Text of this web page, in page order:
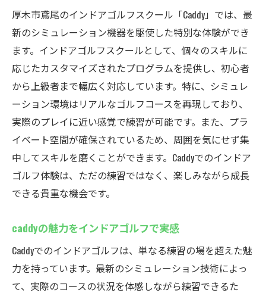
厚木市鳶尾のインドアゴルフスクール「Caddy」では、最
新のシミュレーション機器を駆使した特別な体験ができ
ます。インドアゴルフスクールとして、個々のスキルに
応じたカスタマイズされたプログラムを提供し、初心者
から上級者まで幅広く対応しています。特に、シミュレ
ーション環境はリアルなゴルフコースを再現しており、
実際のプレイに近い感覚で練習が可能です。また、プラ
イベート空間が確保されているため、周囲を気にせず集
中してスキルを磨くことができます。Caddyでのインドア
ゴルフ体験は、ただの練習ではなく、楽しみながら成長
できる貴重な機会です。
caddyの魅力をインドアゴルフで実感
Caddyでのインドアゴルフは、単なる練習の場を超えた魅
力を持っています。最新のシミュレーション技術によっ
て、実際のコースの状況を体感しながら練習できるた